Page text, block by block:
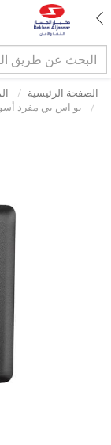
الصفحة الرئيسية
يو اس بي مفرد